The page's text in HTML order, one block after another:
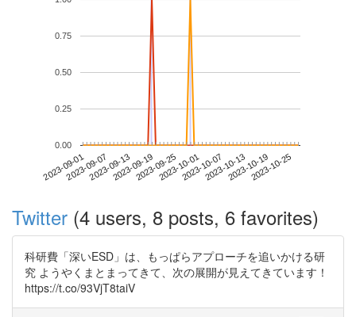
2023-09-012023-09-072023-09-132023-09-192023-09-252023-10-012023-10-072023-10-132023-10-192023-10-25
0.00
0.25
0.50
0.75
Twitter (4 users, 8 posts, 6 favorites)
科研費「深いESD」は、もっぱらアプローチを追いかける研
究 ようやくまとまってきて、次の展開が見えてきています！
https://t.co/93VjT8taiV